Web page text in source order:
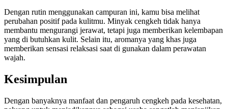
Dengan rutin menggunakan campuran ini, kamu bisa melihat
perubahan positif pada kulitmu. Minyak cengkeh tidak hanya
membantu mengurangi jerawat, tetapi juga memberikan kelembapan
yang di butuhkan kulit. Selain itu, aromanya yang khas juga
memberikan sensasi relaksasi saat di gunakan dalam perawatan
wajah.
Kesimpulan
Dengan banyaknya manfaat dan pengaruh cengkeh pada kesehatan,